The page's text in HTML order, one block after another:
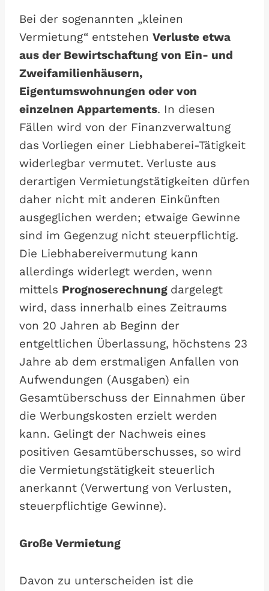
Bei der sogenannten „kleinen
Vermietung“ entstehen Verluste etwa
aus der Bewirtschaftung von Ein- und
Zweifamilienhäusern,
Eigentumswohnungen oder von
einzelnen Appartements. In diesen
Fällen wird von der Finanzverwaltung
das Vorliegen einer Liebhaberei-Tätigkeit
widerlegbar vermutet. Verluste aus
derartigen Vermietungstätigkeiten dürfen
daher nicht mit anderen Einkünften
ausgeglichen werden; etwaige Gewinne
sind im Gegenzug nicht steuerpflichtig.
Die Liebhabereivermutung kann
allerdings widerlegt werden, wenn
mittels Prognoserechnung dargelegt
wird, dass innerhalb eines Zeitraums
von 20 Jahren ab Beginn der
entgeltlichen Überlassung, höchstens 23
Jahre ab dem erstmaligen Anfallen von
Aufwendungen (Ausgaben) ein
Gesamtüberschuss der Einnahmen über
die Werbungskosten erzielt werden
kann. Gelingt der Nachweis eines
positiven Gesamtüberschusses, so wird
die Vermietungstätigkeit steuerlich
anerkannt (Verwertung von Verlusten,
steuerpflichtige Gewinne).
Große Vermietung
Davon zu unterscheiden ist die